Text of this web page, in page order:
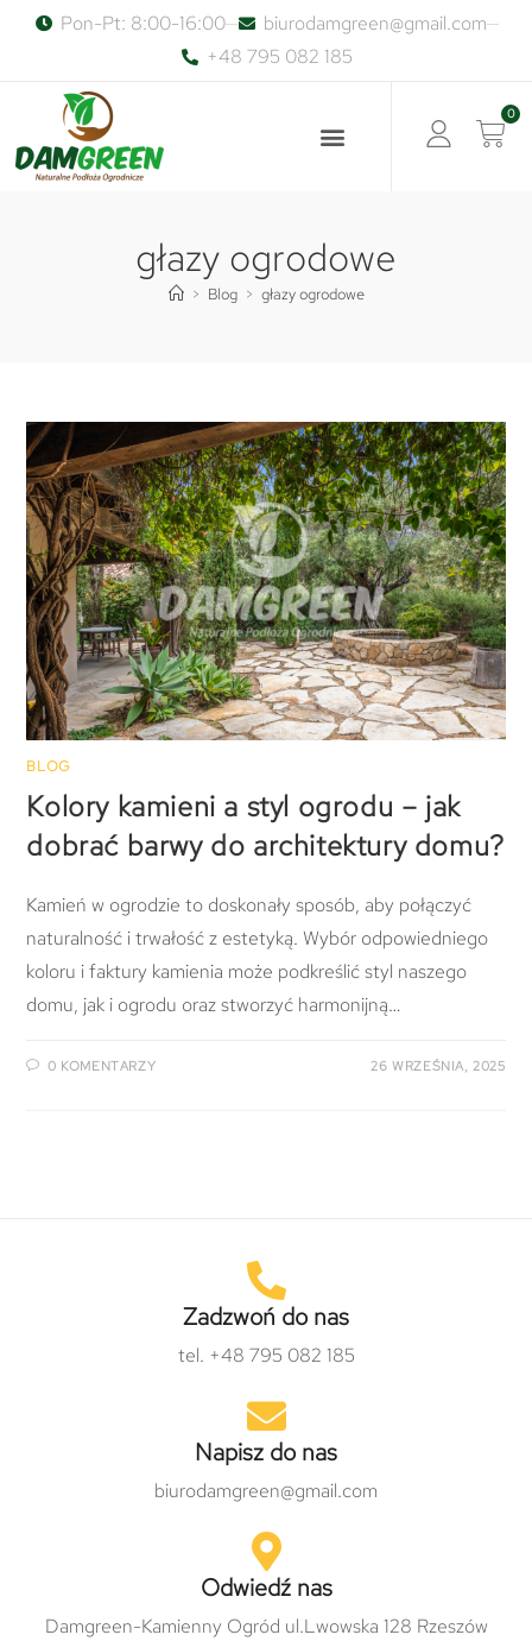
Pon-Pt: 8:00-16:00
biurodamgreen@gmail.com
+48 795 082 185
0
głazy ogrodowe
> Blog > głazy ogrodowe
BLOG
Kolory kamieni a styl ogrodu – jak
dobrać barwy do architektury domu?
Kamień w ogrodzie to doskonały sposób, aby połączyć
naturalność i trwałość z estetyką. Wybór odpowiedniego
koloru i faktury kamienia może podkreślić styl naszego
domu, jak i ogrodu oraz stworzyć harmonijną…
0 KOMENTARZY 26 WRZEŚNIA, 2025
Zadzwoń do nas
tel. +48 795 082 185
Napisz do nas
biurodamgreen@gmail.com
Odwiedź nas
Damgreen-Kamienny Ogród ul.Lwowska 128 Rzeszów